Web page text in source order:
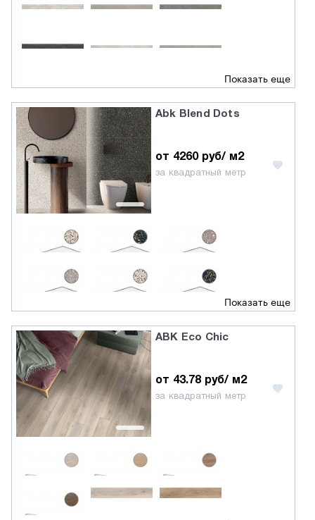
Показать еще
Abk Blend Dots
от 4260 руб/ м2
за квадратный метр
Показать еще
ABK Eco Chic
от 43.78 руб/ м2
за квадратный метр